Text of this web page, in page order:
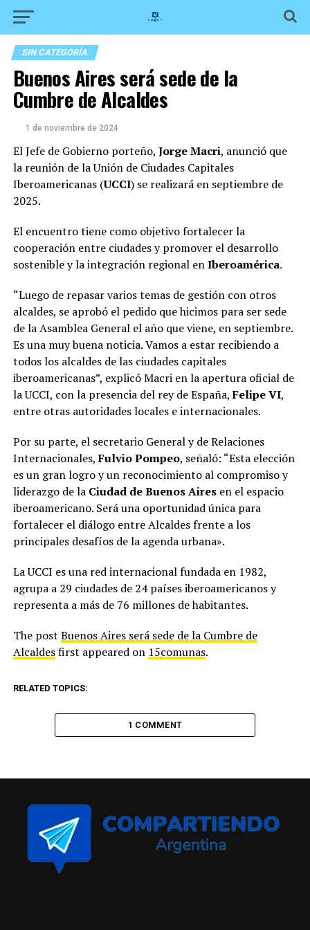
SIN CATEGORÍA
Buenos Aires será sede de la
Cumbre de Alcaldes
1 de noviembre de 2024
El Jefe de Gobierno porteño, Jorge Macri, anunció que
la reunión de la Unión de Ciudades Capitales
Iberoamericanas (UCCI)​ se realizará en septiembre de
2025.
El encuentro tiene como objetivo fortalecer la
cooperación entre ciudades y promover el desarrollo
sostenible y la integración regional enIberoamérica.
“Luego de repasar varios temas de gestión con otros
alcaldes, se aprobó el pedido que hicimos para ser sede
de la Asamblea General el año que viene, en septiembre.
Es una muy buena noticia. Vamos a estar recibiendo a
todos los alcaldes de las ciudades capitales
iberoamericanas”, explicó Macri en la apertura oficial de
la UCCI, con la presencia del rey de España,Felipe VI,
entre otras autoridades locales e internacionales.
Por su parte, el secretario General y de Relaciones
Internacionales,Fulvio Pompeo, señaló: “Esta elección
es un gran logro y un reconocimiento al compromiso y
liderazgo de la Ciudad de Buenos Airesen el espacio
iberoamericano. Será una oportunidad única para
fortalecer el diálogo entre Alcaldes frente a los
principales desafíos de la agenda urbana».
La UCCI es una red internacional fundada en 1982,
agrupa a 29 ciudades de 24 países iberoamericanos y
representa a más de 76 millones de habitantes.
The post Buenos Aires será sede de la Cumbre de
Alcaldesfirst appeared on 15comunas.
RELATED TOPICS:
1 COMMENT